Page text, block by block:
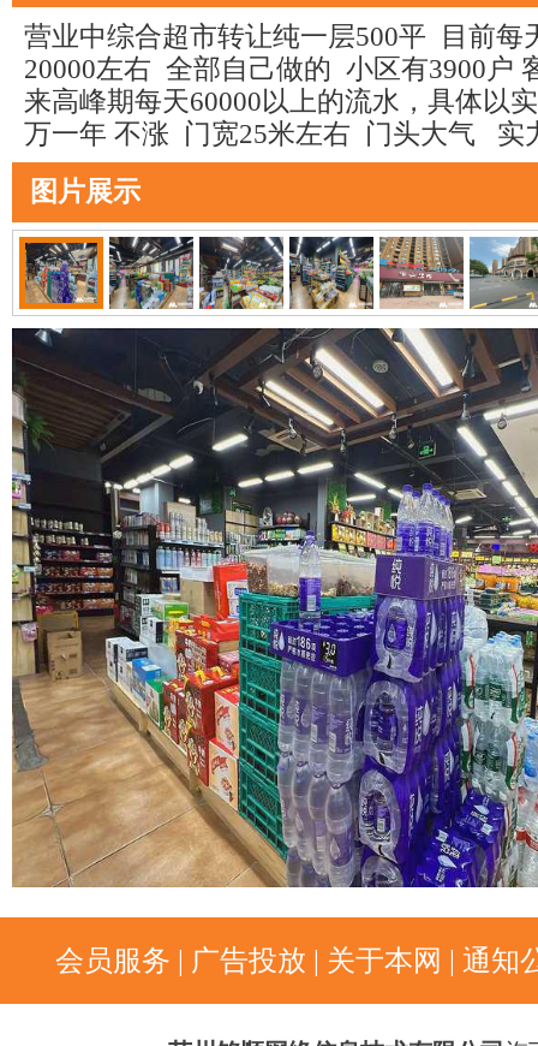
营业中综合超市转让纯一层500平 目前每
20000左右 全部自己做的 小区有3900户
来高峰期每天60000以上的流水，具体以
万一年 不涨 门宽25米左右 门头大气 实
图片展示
会员服务 广告投放 关于本网 通知